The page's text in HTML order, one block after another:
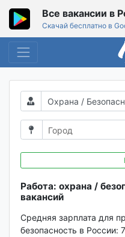
Все вакансии в
Скачай бесплатно в
Работа: охрана /
вакансий
Средняя зарплата для
безопасность в России: